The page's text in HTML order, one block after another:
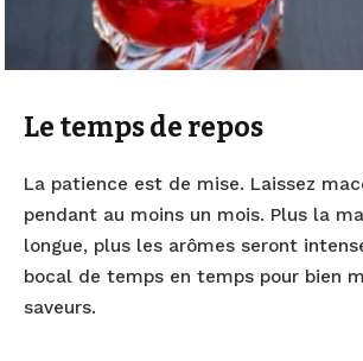
Le temps de repos
La patience est de mise. Laissez
pendant au moins un mois. Plus la
longue, plus les arômes seront
bocal de temps en temps pour bien
saveurs.